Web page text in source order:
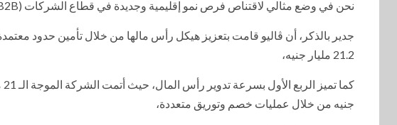
نحن في وضع مثالي لاقتناص فرص نمو إقليمية وجديدة في قطاع الشركات (B2B) خلال ما تبقى من عام 2026”.
21.2 مليار جنيه،
جنيه من خلال عمليات خصم وتوريق متعددة،